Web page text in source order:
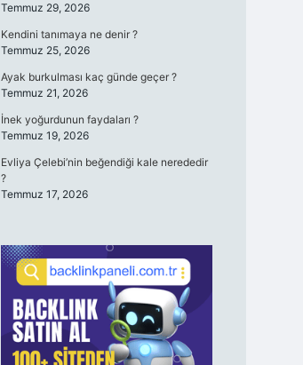
Temmuz 29, 2026
Kendini tanımaya ne denir ?
Temmuz 25, 2026
Ayak burkulması kaç günde geçer ?
Temmuz 21, 2026
İnek yoğurdunun faydaları ?
Temmuz 19, 2026
Evliya Çelebi’nin beğendiği kale nerededir
?
Temmuz 17, 2026